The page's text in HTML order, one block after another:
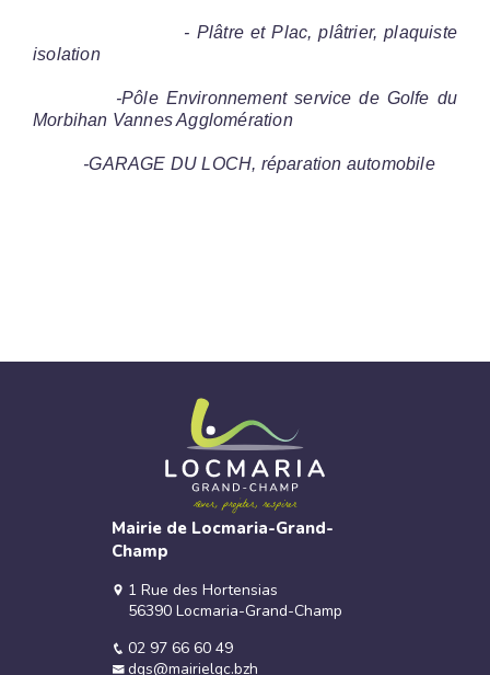
- Plâtre et Plac, plâtrier, plaquiste
isolation
-Pôle Environnement service de Golfe du
Morbihan Vannes Agglomération
-GARAGE DU LOCH, réparation automobile
Mairie de Locmaria-Grand-
Champ
1 Rue des Hortensias
56390 Locmaria-Grand-Champ
02 97 66 60 49
dgs@mairielgc.bzh